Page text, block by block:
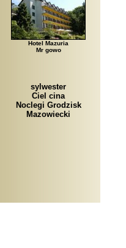
Hotel Mazuria
Mr gowo
sylwester
Ciel cina
Noclegi Grodzisk
Mazowiecki